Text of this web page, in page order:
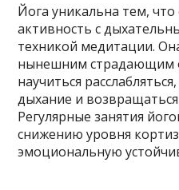
Йога уникальна тем,
активность с
техникой медитации.
нынешним страдающим
научиться
дыхание и
Регулярные занятия
снижению уровня
эмоциональную